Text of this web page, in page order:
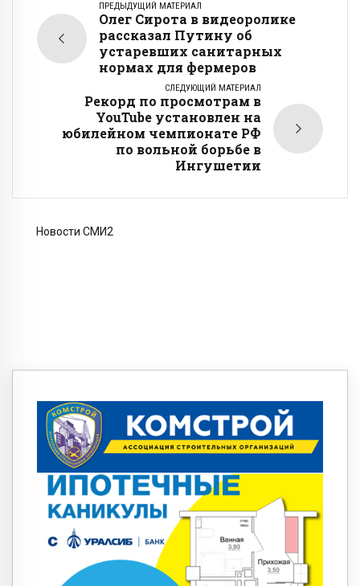
ПРЕДЫДУЩИЙ МАТЕРИАЛ
Олег Сирота в видеоролике
рассказал Путину об
устаревших санитарных
нормах для фермеров
СЛЕДУЮЩИЙ МАТЕРИАЛ
Рекорд по просмотрам в
YouTube установлен на
юбилейном чемпионате РФ
по вольной борьбе в
Ингушетии
Новости СМИ2